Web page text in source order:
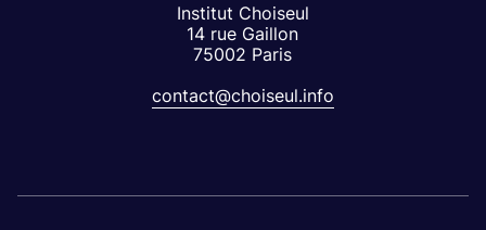
Institut Choiseul
14 rue Gaillon
75002 Paris
contact@choiseul.info